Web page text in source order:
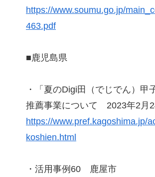
https://www.soumu.go.jp/
463.pdf
■鹿児島県
・「夏のDigi田（でじでん）甲
推薦事業について 2023年2月
https://www.pref.kagoshima.jp/
koshien.html
・活用事例60 鹿屋市